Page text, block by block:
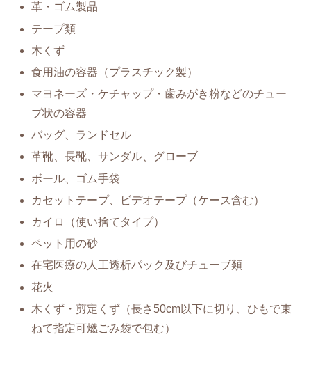
革・ゴム製品
テープ類
木くず
食用油の容器（プラスチック製）
マヨネーズ・ケチャップ・歯みがき粉などのチュー
ブ状の容器
バッグ、ランドセル
革靴、長靴、サンダル、グローブ
ボール、ゴム手袋
カセットテープ、ビデオテープ（ケース含む）
カイロ（使い捨てタイプ）
ペット用の砂
在宅医療の人工透析パック及びチューブ類
花火
木くず・剪定くず（長さ50cm以下に切り、ひもで束
ねて指定可燃ごみ袋で包む）